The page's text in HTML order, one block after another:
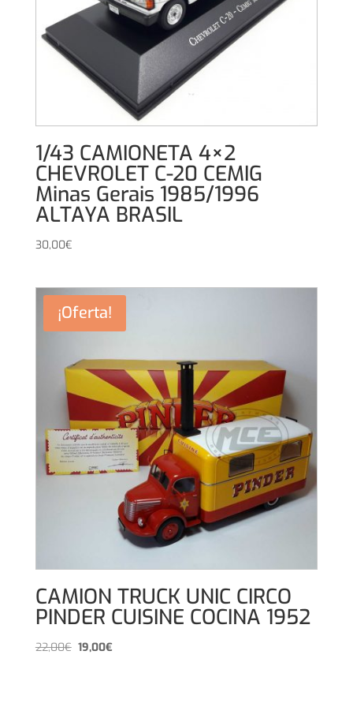
1/43 CAMIONETA 4×2
CHEVROLET C-20 CEMIG
Minas Gerais 1985/1996
ALTAYA BRASIL
30,00€
¡Oferta!
CAMION TRUCK UNIC CIRCO
PINDER CUISINE COCINA 1952
22,00€El19,00€El